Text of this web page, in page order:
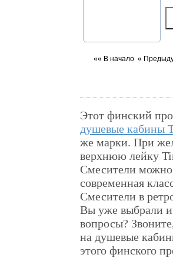
«« В начало «
Этот финский
душевые кабины
же марки. При
верхнюю лейку
Смесители можно
современная
Смесители в
Вы уже выбрали и
вопросы?
на душевые
этого финского